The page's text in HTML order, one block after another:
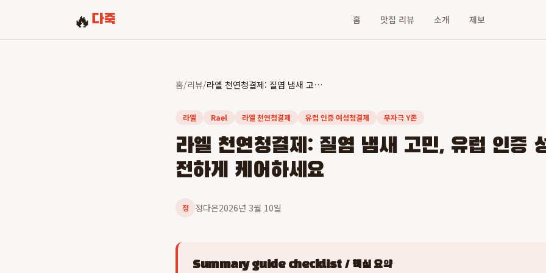
🔥 다죽 홈 맛집 리뷰 소개 제보
홈/리뷰/ 라엘 천연청결제: 질염 냄새 고민, 유럽 인증 성분으로 안전하게 케어하세요
라엘 Rael 라엘 천연청결제 유럽 인증 여성청결제 무자극 Y존
라엘 천연청결제: 질염 냄새 고민, 유럽 인증
전하게 케어하세요
정 정다은2026년 3월 10일
Summary guide checklist / 핵심 요약